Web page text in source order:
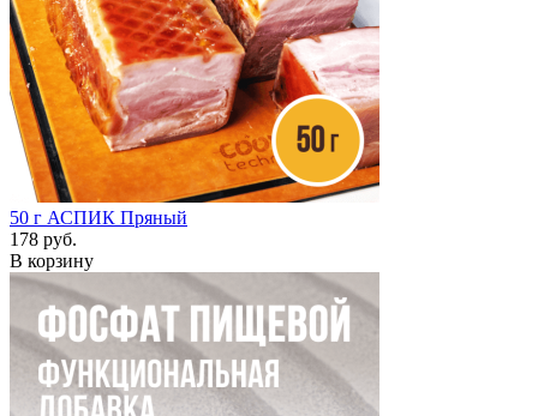
50 г АСПИК Пряный
178 руб.
В корзину